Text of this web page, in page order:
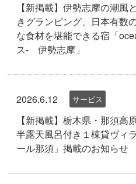
【新掲載】伊勢志摩の潮
きグランピング、日本有数
な食材を堪能できる宿「
ス- 伊勢志摩」
2026.6.12 サービス
【新掲載】栃木県・那須高
半露天風呂付き１棟貸ヴ
ール那須」掲載のお知らせ